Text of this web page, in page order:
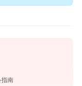
指南